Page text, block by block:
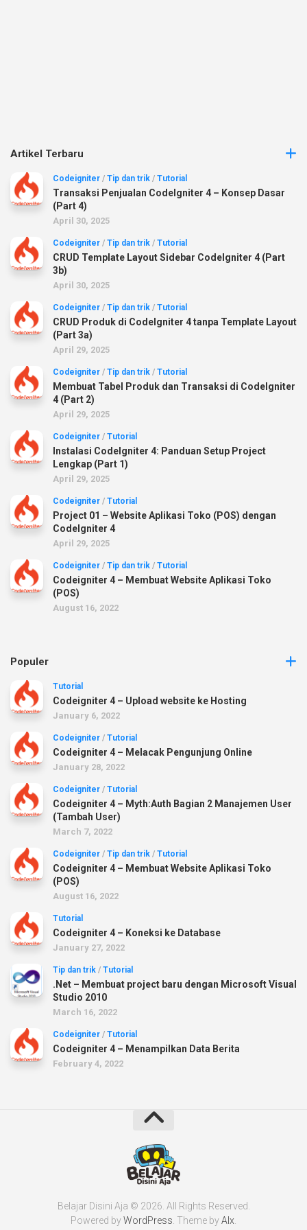
Artikel Terbaru
Codeigniter / Tip dan trik / Tutorial
Transaksi Penjualan CodeIgniter 4 – Konsep Dasar
(Part 4)
April 30, 2025
Codeigniter / Tip dan trik / Tutorial
CRUD Template Layout Sidebar CodeIgniter 4 (Part
3b)
April 30, 2025
Codeigniter / Tip dan trik / Tutorial
CRUD Produk di CodeIgniter 4 tanpa Template Layout
(Part 3a)
April 29, 2025
Codeigniter / Tip dan trik / Tutorial
Membuat Tabel Produk dan Transaksi di CodeIgniter
4 (Part 2)
April 29, 2025
Codeigniter / Tutorial
Instalasi CodeIgniter 4: Panduan Setup Project
Lengkap (Part 1)
April 29, 2025
Codeigniter / Tutorial
Project 01 – Website Aplikasi Toko (POS) dengan
CodeIgniter 4
April 29, 2025
Codeigniter / Tip dan trik / Tutorial
Codeigniter 4 – Membuat Website Aplikasi Toko
(POS)
August 16, 2022
Populer
Tutorial
Codeigniter 4 – Upload website ke Hosting
January 6, 2022
Codeigniter / Tutorial
Codeigniter 4 – Melacak Pengunjung Online
January 28, 2022
Codeigniter / Tutorial
Codeigniter 4 – Myth:Auth Bagian 2 Manajemen User
(Tambah User)
March 7, 2022
Codeigniter / Tip dan trik / Tutorial
Codeigniter 4 – Membuat Website Aplikasi Toko
(POS)
August 16, 2022
Tutorial
Codeigniter 4 – Koneksi ke Database
January 27, 2022
Tip dan trik / Tutorial
.Net – Membuat project baru dengan Microsoft Visual
Studio 2010
March 16, 2022
Codeigniter / Tutorial
Codeigniter 4 – Menampilkan Data Berita
February 4, 2022
Belajar Disini Aja © 2026. All Rights Reserved.
Powered byWordPress. Theme byAlx.